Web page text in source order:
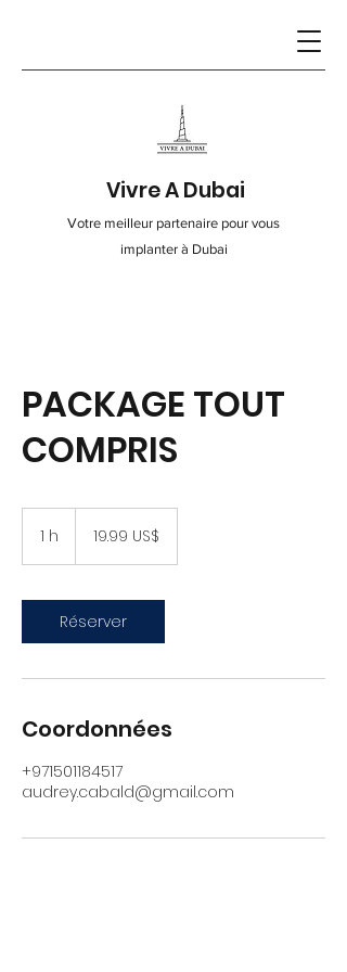
Vivre A Dubai
Votre meilleur partenaire pour vous
implanter à Dubai
info@vivre-a-dubai.com
PACKAGE TOUT
COMPRIS
1 h
أمريكي
‏19.99 US$
Réserver
Coordonnées
+971501184517
audrey.cabald@gmail.com